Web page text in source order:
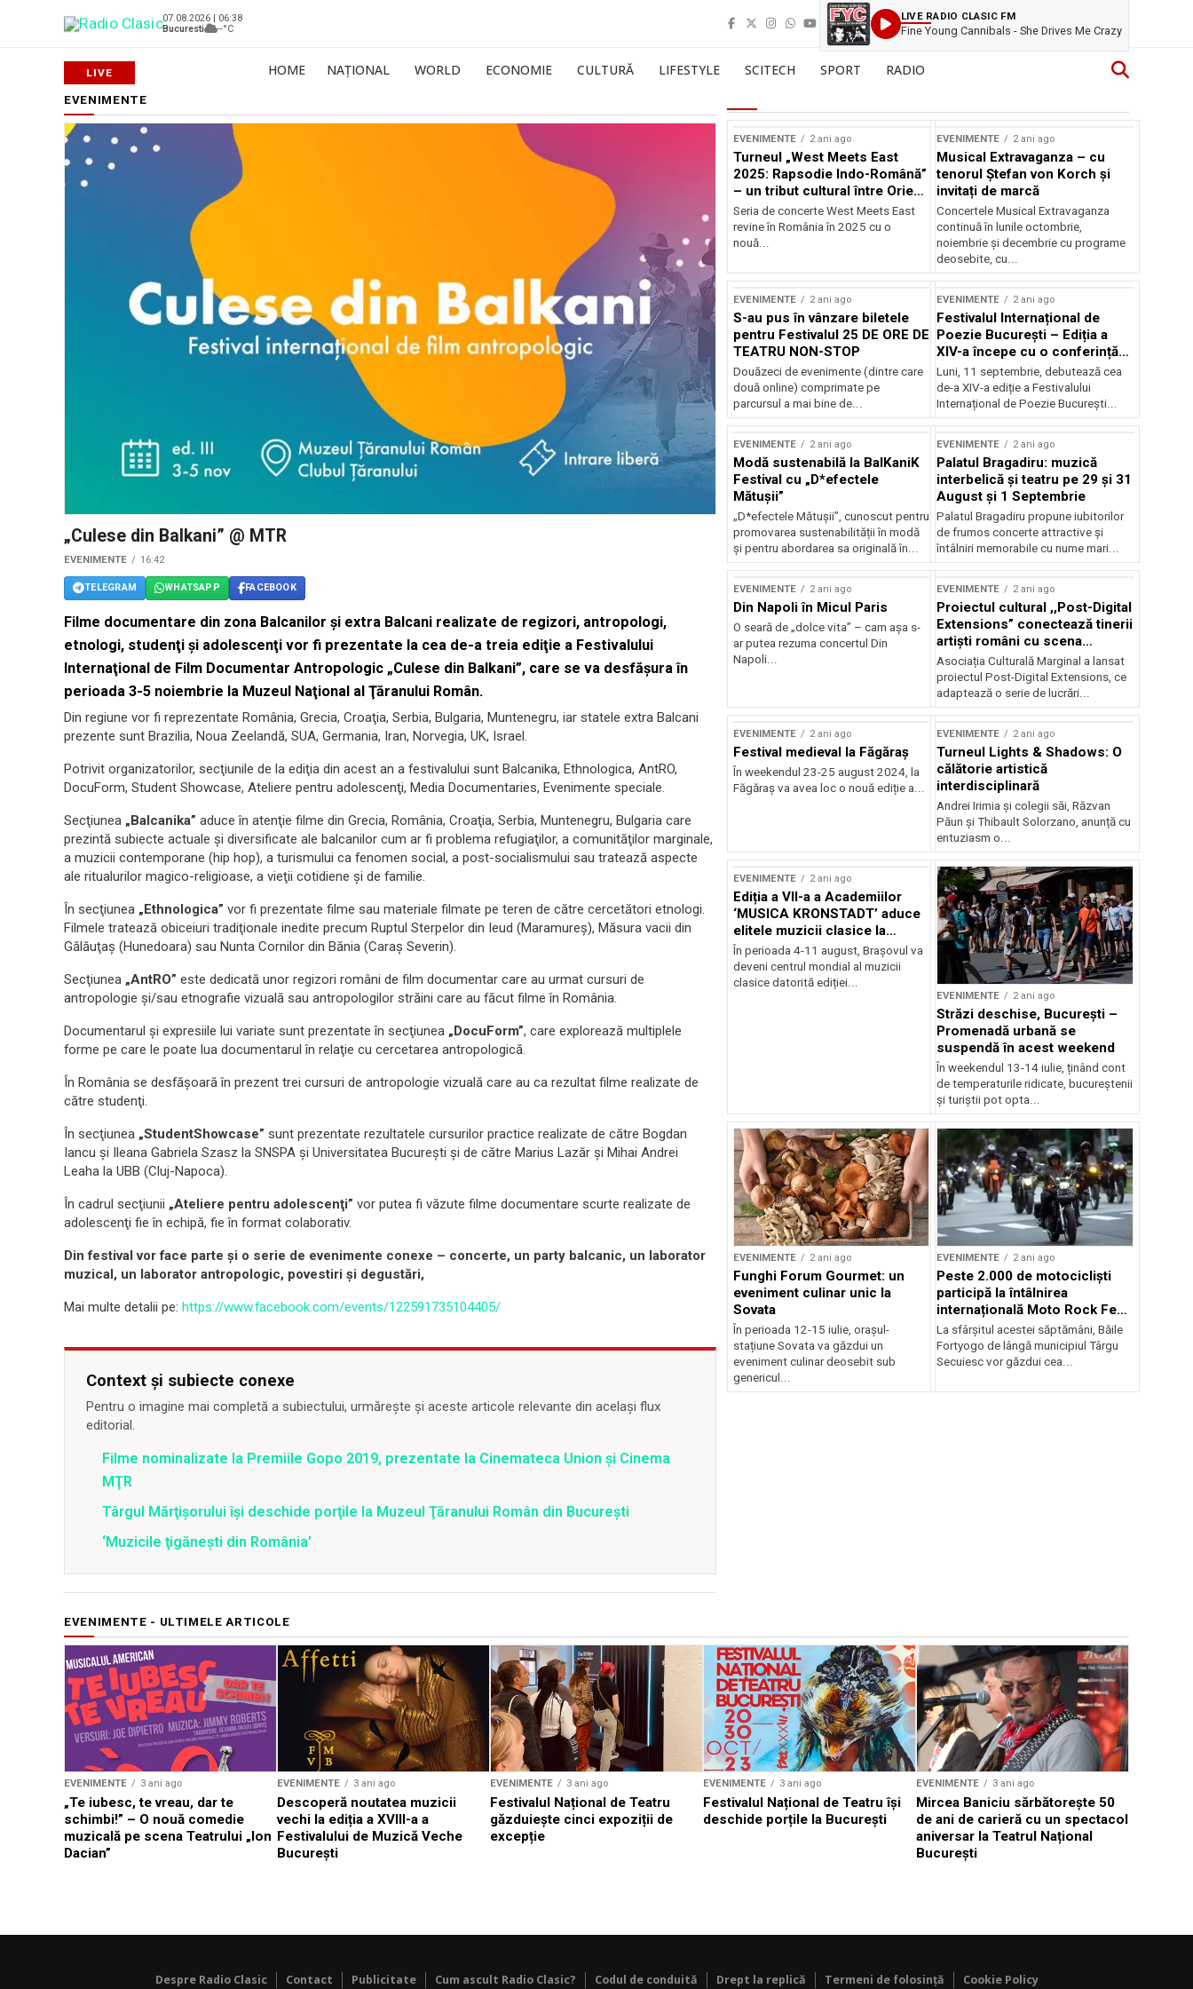
07.08.2026 | 06:38
Bucuresti
--°C
LIVE RADIO CLASIC FM
Fine Young Cannibals - She Drives Me Crazy
HOME NAȚIONAL WORLD ECONOMIE CULTURĂ LIFESTYLE SCITECH SPORT RADIO
EVENIMENTE
„Culese din Balkani” @ MTR
EVENIMENTE 16:42
TELEGRAM WHATSAPP FACEBOOK
Filme documentare din zona Balcanilor şi extra Balcani realizate de regizori, antropologi,
etnologi, studenţi şi adolescenţi vor fi prezentate la cea de-a treia ediţie a Festivalului
Internaţional de Film Documentar Antropologic „Culese din Balkani”, care se va desfăşura în
perioada 3-5 noiembrie la Muzeul Naţional al Ţăranului Român.
Din regiune vor fi reprezentate România, Grecia, Croaţia, Serbia, Bulgaria, Muntenegru, iar statele extra Balcani
prezente sunt Brazilia, Noua Zeelandă, SUA, Germania, Iran, Norvegia, UK, Israel.
Potrivit organizatorilor, secţiunile de la ediţia din acest an a festivalului sunt Balcanika, Ethnologica, AntRO,
DocuForm, Student Showcase, Ateliere pentru adolescenţi, Media Documentaries, Evenimente speciale.
Secţiunea „Balcanika” aduce în atenţie filme din Grecia, România, Croaţia, Serbia, Muntenegru, Bulgaria care
prezintă subiecte actuale şi diversificate ale balcanilor cum ar fi problema refugiaţilor, a comunităţilor marginale,
a muzicii contemporane (hip hop), a turismului ca fenomen social, a post-socialismului sau tratează aspecte
ale ritualurilor magico-religioase, a vieţii cotidiene şi de familie.
În secţiunea „Ethnologica” vor fi prezentate filme sau materiale filmate pe teren de către cercetători etnologi.
Filmele tratează obiceiuri tradiţionale inedite precum Ruptul Sterpelor din Ieud (Maramureş), Măsura vacii din
Gălăuţaş (Hunedoara) sau Nunta Cornilor din Bănia (Caraş Severin).
Secţiunea „AntRO” este dedicată unor regizori români de film documentar care au urmat cursuri de
antropologie şi/sau etnografie vizuală sau antropologilor străini care au făcut filme în România.
Documentarul şi expresiile lui variate sunt prezentate în secţiunea „DocuForm”, care explorează multiplele
forme pe care le poate lua documentarul în relaţie cu cercetarea antropologică.
În România se desfăşoară în prezent trei cursuri de antropologie vizuală care au ca rezultat filme realizate de
către studenţi.
În secţiunea „StudentShowcase” sunt prezentate rezultatele cursurilor practice realizate de către Bogdan
Iancu şi Ileana Gabriela Szasz la SNSPA şi Universitatea Bucureşti şi de către Marius Lazăr şi Mihai Andrei
Leaha la UBB (Cluj-Napoca).
În cadrul secţiunii „Ateliere pentru adolescenţi” vor putea fi văzute filme documentare scurte realizate de
adolescenţi fie în echipă, fie în format colaborativ.
Din festival vor face parte şi o serie de evenimente conexe – concerte, un party balcanic, un laborator
muzical, un laborator antropologic, povestiri şi degustări,
Mai multe detalii pe: https://www.facebook.com/events/122591735104405/
Context și subiecte conexe
Pentru o imagine mai completă a subiectului, urmărește și aceste articole relevante din același flux
editorial.
Filme nominalizate la Premiile Gopo 2019, prezentate la Cinemateca Union şi Cinema
MŢR
Târgul Mărţişorului îşi deschide porţile la Muzeul Ţăranului Român din Bucureşti
‘Muzicile ţigăneşti din România’
EVENIMENTE 2 ani ago
Turneul „West Meets East
2025: Rapsodie Indo-Română”
– un tribut cultural între Orient
și Occident
Seria de concerte West Meets East
revine în România în 2025 cu o
nouă...
EVENIMENTE 2 ani ago
Musical Extravaganza – cu
tenorul Ștefan von Korch și
invitați de marcă
Concertele Musical Extravaganza
continuă în lunile octombrie,
noiembrie şi decembrie cu programe
deosebite, cu...
EVENIMENTE 2 ani ago
S-au pus în vânzare biletele
pentru Festivalul 25 DE ORE DE
TEATRU NON-STOP
Douăzeci de evenimente (dintre care
două online) comprimate pe
parcursul a mai bine de...
EVENIMENTE 2 ani ago
Festivalul Internațional de
Poezie București – Ediția a
XIV-a începe cu o conferință
despre limba română
susținută de Marco Lucchesi
Luni, 11 septembrie, debutează cea
de-a XIV-a ediție a Festivalului
Internațional de Poezie București...
EVENIMENTE 2 ani ago
Modă sustenabilă la BalKaniK
Festival cu „D*efectele
Mătușii”
„D*efectele Mătușii”, cunoscut pentru
promovarea sustenabilității în modă
și pentru abordarea sa originală în...
EVENIMENTE 2 ani ago
Palatul Bragadiru: muzică
interbelică şi teatru pe 29 şi 31
August şi 1 Septembrie
Palatul Bragadiru propune iubitorilor
de frumos concerte attractive şi
întâlniri memorabile cu nume mari...
EVENIMENTE 2 ani ago
Din Napoli în Micul Paris
O seară de „dolce vita” – cam așa s-
ar putea rezuma concertul Din
Napoli...
EVENIMENTE 2 ani ago
Proiectul cultural ,,Post-Digital
Extensions” conectează tinerii
artiști români cu scena
internațională
Asociația Culturală Marginal a lansat
proiectul Post-Digital Extensions, ce
adaptează o serie de lucrări...
EVENIMENTE 2 ani ago
Festival medieval la Făgăraș
În weekendul 23-25 august 2024, la
Făgăraș va avea loc o nouă ediție a...
EVENIMENTE 2 ani ago
Turneul Lights & Shadows: O
călătorie artistică
interdisciplinară
Andrei Irimia și colegii săi, Răzvan
Păun și Thibault Solorzano, anunță cu
entuziasm o...
EVENIMENTE 2 ani ago
Ediția a VII-a a Academiilor
‘MUSICA KRONSTADT’ aduce
elitele muzicii clasice la
Brașov
În perioada 4-11 august, Brașovul va
deveni centrul mondial al muzicii
clasice datorită ediției...
EVENIMENTE 2 ani ago
Străzi deschise, București –
Promenadă urbană se
suspendă în acest weekend
În weekendul 13-14 iulie, ținând cont
de temperaturile ridicate, bucureștenii
și turiștii pot opta...
EVENIMENTE 2 ani ago
Funghi Forum Gourmet: un
eveniment culinar unic la
Sovata
În perioada 12-15 iulie, orașul-
stațiune Sovata va găzdui un
eveniment culinar deosebit sub
genericul...
EVENIMENTE 2 ani ago
Peste 2.000 de motocicliști
participă la întâlnirea
internațională Moto Rock Fest
la Băile Fortyogo
La sfârșitul acestei săptămâni, Băile
Fortyogo de lângă municipiul Târgu
Secuiesc vor găzdui cea...
EVENIMENTE - ULTIMELE ARTICOLE
EVENIMENTE 3 ani ago
„Te iubesc, te vreau, dar te
schimbi!” – O nouă comedie
muzicală pe scena Teatrului „Ion
Dacian”
EVENIMENTE 3 ani ago
Descoperă noutatea muzicii
vechi la ediția a XVIII-a a
Festivalului de Muzică Veche
București
EVENIMENTE 3 ani ago
Festivalul Național de Teatru
găzduiește cinci expoziții de
excepție
EVENIMENTE 3 ani ago
Festivalul Național de Teatru își
deschide porțile la București
EVENIMENTE 3 ani ago
Mircea Baniciu sărbătorește 50
de ani de carieră cu un spectacol
aniversar la Teatrul Național
București
Despre Radio Clasic Contact Publicitate Cum ascult Radio Clasic? Codul de conduită Drept la replică Termeni de folosință Cookie Policy